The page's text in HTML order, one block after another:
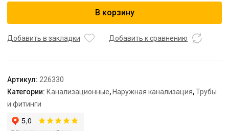
Тройник
400/200*45
В корзину
Добавить в закладки Добавить к сравнению
Артикул: 226330
Категории: Канализационные, Наружная канализация,Трубы
и фитинги